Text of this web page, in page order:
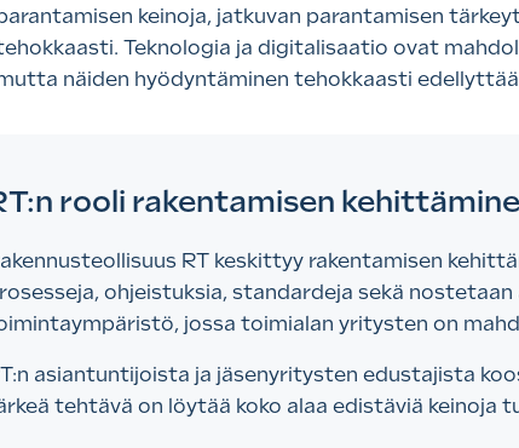
keinoja, jatkuvan parantamisen
Teknologia ja digitalisaatio ovat
näiden hyödyntäminen tehokkaasti
rooli rakentamisen
RT keskittyy rakentamisen
ohjeistuksia, standardeja sekä
jossa toimialan yritysten on
asiantuntijoista ja jäsenyritysten edustajista
tehtävä on löytää koko alaa edistäviä keinoja